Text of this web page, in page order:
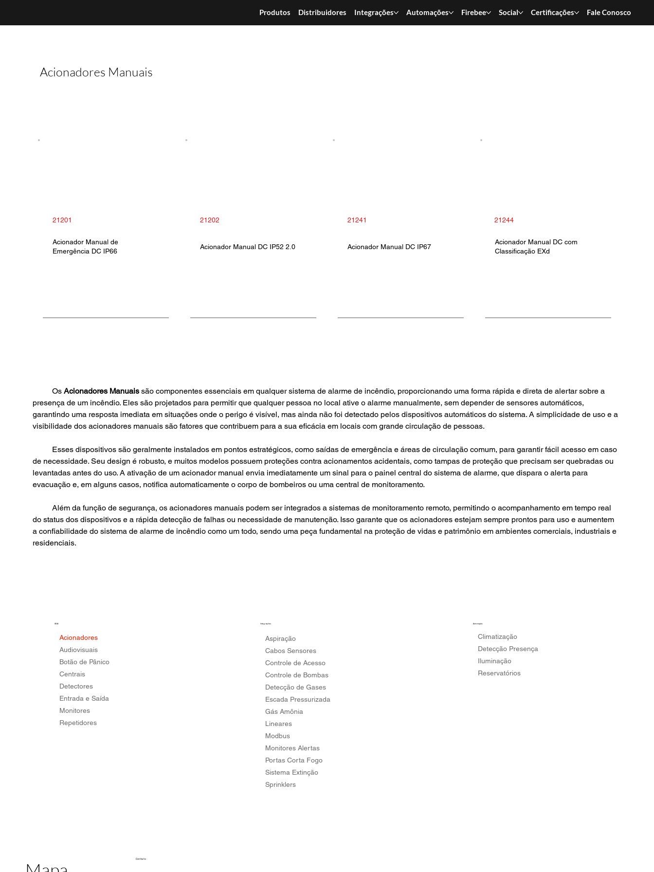
Produtos Distribuidores Integrações Automações Firebee Social Certificações Fale Conosco
	Os
Acionadores Manuais são componentes essenciais em qualquer sistema de alarme de incêndio, proporcionando uma forma rápida e direta de alertar sobre a
presença de um incêndio. Eles são projetados para permitir que qualquer pessoa no local ative o alarme manualmente, sem depender de sensores automáticos,
garantindo uma resposta imediata em situações onde o perigo é visível, mas ainda não foi detectado pelos dispositivos automáticos do sistema. A simplicidade de uso e a
visibilidade dos acionadores manuais são fatores que contribuem para a sua eficácia em locais com grande circulação de pessoas.
de necessidade. Seu design é robusto, e muitos modelos possuem proteções contra acionamentos acidentais, como tampas de proteção que precisam ser quebradas ou
levantadas antes do uso. A ativação de um acionador manual envia imediatamente um sinal para o painel central do sistema de alarme, que dispara o alerta para
evacuação e, em alguns casos, notifica automaticamente o corpo de bombeiros ou uma central de monitoramento.
	Além da função de segurança, os acionadores manuais podem ser integrados a sistemas de monitoramento remoto, permitindo o acompanhamento em tempo real
do status dos dispositivos e a rápida detecção de falhas ou necessidade de manutenção. Isso garante que os acionadores estejam sempre prontos para uso e aumentem
a confiabilidade do sistema de alarme de incêndio como um todo, sendo uma peça fundamental na proteção de vidas e patrimônio em ambientes comerciais, industriais e
residenciais.
21201
Acionador Manual de
Emergência DC IP66
21202
Acionador Manual DC IP52 2.0
21241
Acionador Manual DC IP67
21244
Acionador Manual DC com
Classificação EXd
Acionadores Manuais
Contato
SDAI
Acionadores
Audiovisuais
Botão de Pânico
Centrais
Detectores
Entrada e Saída
Monitores
Repetidores
Integrações
Aspiração
Cabos Sensores
Controle de Acesso
Controle de Bombas
Detecção de Gases
Escada Pressurizada
Gás Amônia
Lineares
Modbus
Monitores Alertas
Portas Corta Fogo
Sistema Extinção
Sprinklers
Automação
Climatização
Detecção Presença
Iluminação
Reservatórios